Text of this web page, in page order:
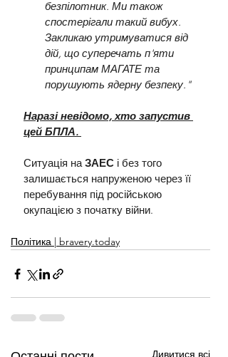
безпілотник. Ми також
спостерігали такий вибух.
Закликаю утримуватися від
дій, що суперечать п'яти
принципам МАГАТЕ та
порушують ядерну безпеку."
Наразі невідомо, хто запустив
цей БПЛА.
Ситуація на ЗАЕС і без того
залишається напруженою через її
перебування під російською
окупацією з початку війни.
Політика | bravery.today
Дивитися всі